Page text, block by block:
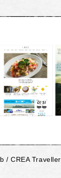
/ CREA Traveller